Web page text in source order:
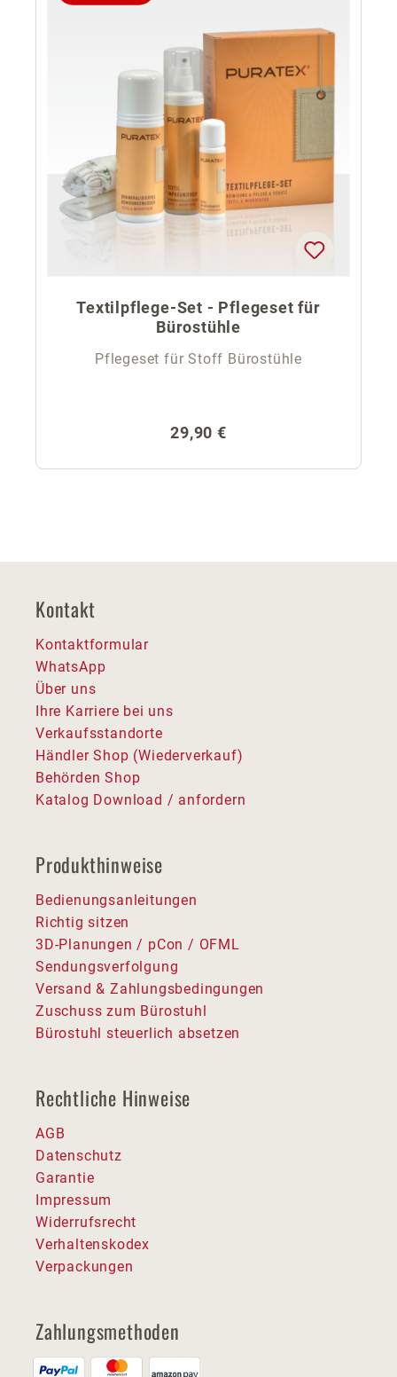
Textilpflege-Set - Pflegeset für
Bürostühle
Pflegeset für Stoff Bürostühle
Regulärer Preis:
29,90 €
Kontakt
Kontaktformular
WhatsApp
Über uns
Ihre Karriere bei uns
Verkaufsstandorte
Händler Shop (Wiederverkauf)
Behörden Shop
Katalog Download / anfordern
Produkthinweise
Bedienungsanleitungen
Richtig sitzen
3D-Planungen / pCon / OFML
Sendungsverfolgung
Versand & Zahlungsbedingungen
Zuschuss zum Bürostuhl
Bürostuhl steuerlich absetzen
Rechtliche Hinweise
AGB
Datenschutz
Garantie
Impressum
Widerrufsrecht
Verhaltenskodex
Verpackungen
Zahlungsmethoden